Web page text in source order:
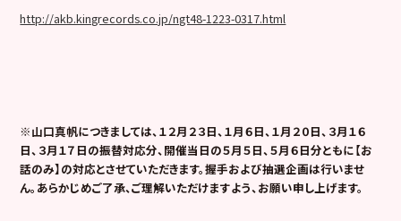
http://akb.kingrecords.co.jp/ngt48-1223-0317.html
※山口真帆につきましては、１２月２３日、１月６日、１月２０日、３月１６
日、３月１７日の振替対応分、開催当日の５月５日、５月６日分ともに【お
話のみ】の対応とさせていただきます。握手および抽選企画は行いませ
ん。あらかじめご了承、ご理解いただけますよう、お願い申し上げます。